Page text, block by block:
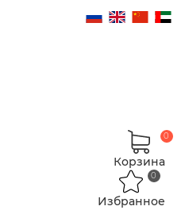
Корзина
0
Избранное
0